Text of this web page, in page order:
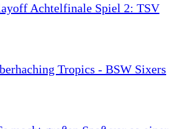
Achtelfinale Spiel 2: TSV
Tropics - BSW Sixers